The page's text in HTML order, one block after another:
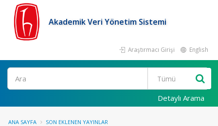
Akademik Veri Yönetim Sistemi
Araştırmacı Girişi English
Ara
Detaylı Arama
ANA SAYFA SON EKLENEN YAYINLAR